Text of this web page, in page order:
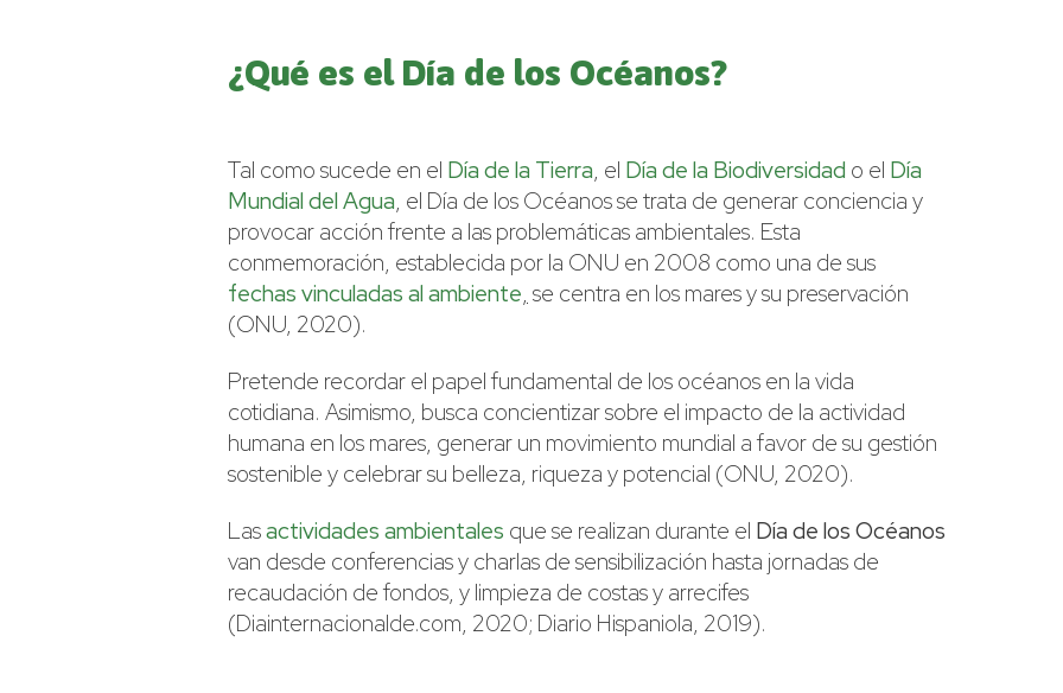
¿Qué es el Día de los Océanos?
Tal como sucede en el Día de la Tierra, el Día de la Biodiversidad o el Día
Mundial del Agua, el Día de los Océanos se trata de generar conciencia y
provocar acción frente a las problemáticas ambientales. Esta
conmemoración, establecida por la ONU en 2008 como una de sus
fechas vinculadas al ambiente, se centra en los mares y su preservación
(ONU, 2020).
Pretende recordar el papel fundamental de los océanos en la vida
cotidiana. Asimismo, busca concientizar sobre el impacto de la actividad
humana en los mares, generar un movimiento mundial a favor de su gestión
sostenible y celebrar su belleza, riqueza y potencial (ONU, 2020).
Lasactividades ambientales que se realizan durante el Día de los Océanos
van desde conferencias y charlas de sensibilización hasta jornadas de
recaudación de fondos, y limpieza de costas y arrecifes
(Diainternacionalde.com, 2020; Diario Hispaniola, 2019).